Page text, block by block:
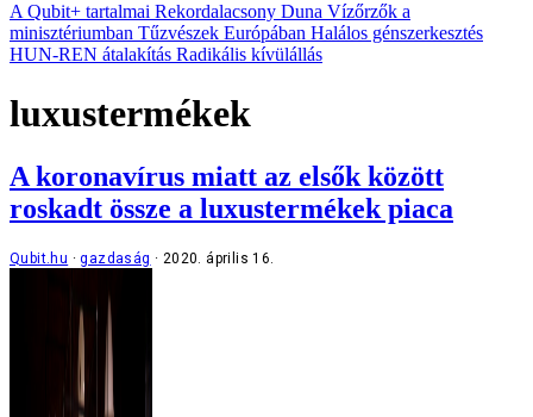
A Qubit+ tartalmai Rekordalacsony Duna Vízőrzők a
minisztériumban Tűzvészek Európában Halálos génszerkesztés
HUN-REN átalakítás Radikális kívülállás
luxustermékek
A koronavírus miatt az elsők között
roskadt össze a luxustermékek piaca
Qubit.hu gazdaság 2020. április 16.